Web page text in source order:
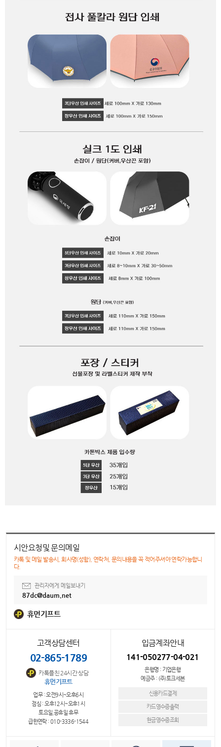
시안요청및 문의메일
카톡 및 메일 발송시, 회사명(성함), 연락처, 문의내용을 꼭 적어주셔야 연락가능합니
다.
관리자에게 메일보내기
87dc@daum.net
휴먼기프트
고객상담센터
02-865-1789
카톡플친 24시간 상담
휴먼기프트
업무 : 오전9시~오후6시
점심 : 오후12시~오후1시
토요일,공휴일 휴무
급한연락 : 010-3336-1544
입금계좌안내
141-050277-04-021
은행명 : 기업은행
예금주 : (주)토크세븐
신용카드결제
카드영수증출력
현금영수증조회